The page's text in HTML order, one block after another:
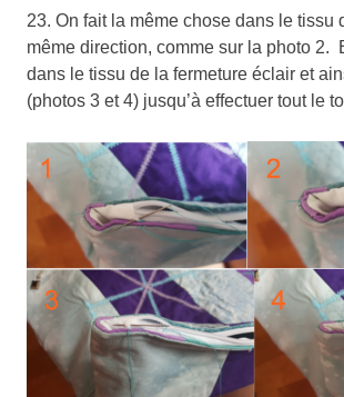
23. On fait la même chose dans le tissu
même direction, comme sur la photo 2.
dans le tissu de la fermeture éclair et
(photos 3 et 4) jusqu’à effectuer tout le